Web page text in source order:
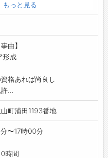
山町
へ向かいます)
し」
ハローワークから「紹介
下
もっと見る
由】
形成
格あれば尚良し
...
町浦田1193番地
〜17時00分
時間